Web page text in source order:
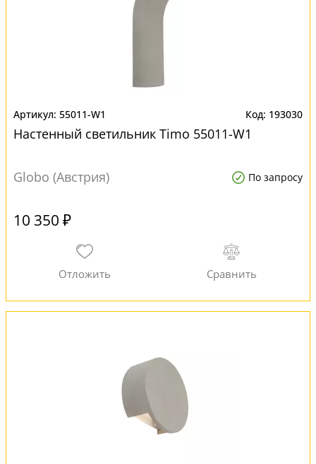
55011-W1 193030
Настенный светильник Timo 55011-W1
Globo (Австрия) По запросу
10 350 ₽